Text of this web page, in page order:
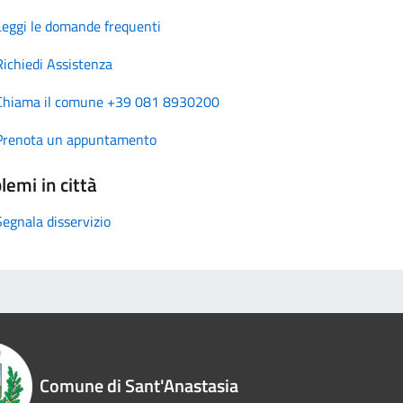
le domande frequenti
Assistenza
il comune +39 081 8930200
un appuntamento
in città
disservizio
Comune di Sant'Anastasia